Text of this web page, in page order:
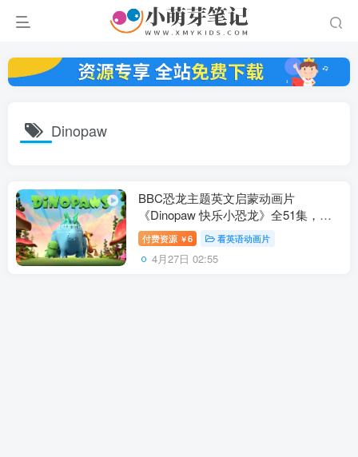
Dinopaw
BBC恐龙主题英文启蒙动画片
《Dinopaw 快乐小恐龙》全51集，
1080P高清视频带英文字幕，百度云网
盘下载！
付费资源 ￥6 看英语动画片
4月27日 02:55